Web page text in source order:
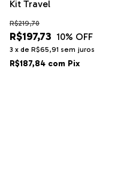
Kit Travel
R$197,73
R$219,70
10% OFF
3 x de R$65,91 sem juros
R$187,84 com Pix